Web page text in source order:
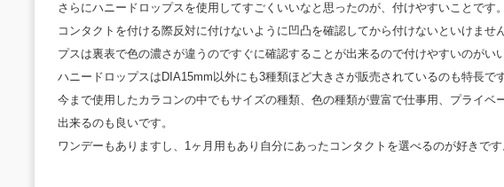
さらにハニードロップスを使用してすごくいいなと思ったのが、付けやすいことです。
コンタクトを付ける際反対に付けないように凹凸を確認してから付けないといけませ
プスは裏表で色の濃さが違うのですぐに確認することが出来るので付けやすいのがい
ハニードロップスはDIA15mm以外にも3種類ほど大きさが販売されているのも特長です
今まで使用したカラコンの中でもサイズの種類、色の種類が豊富で仕事用、プライベ
出来るのも良いです。
ワンデーもありますし、1ヶ月用もあり自分にあったコンタクトを選べるのが好きです